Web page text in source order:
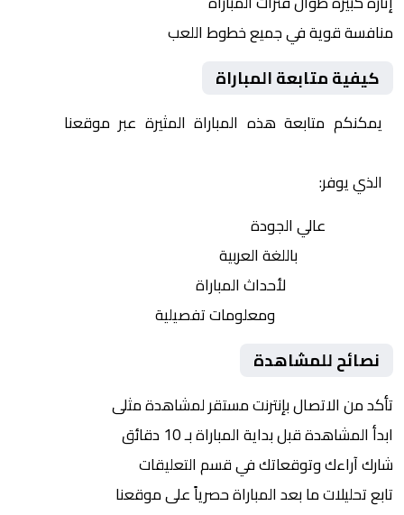
منافسة قوية في جميع خطوط اللعب
كيفية متابعة المباراة
يمكنكم متابعة هذه المباراة المثيرة عبر موقعنا
الذي يوفر:
عالي الجودة
باللغة العربية
لأحداث المباراة
ومعلومات تفصيلية
نصائح للمشاهدة
تأكد من الاتصال بإنترنت مستقر لمشاهدة مثلى
ابدأ المشاهدة قبل بداية المباراة بـ 10 دقائق
شارك آراءك وتوقعاتك في قسم التعليقات
تابع تحليلات ما بعد المباراة حصرياً على موقعنا